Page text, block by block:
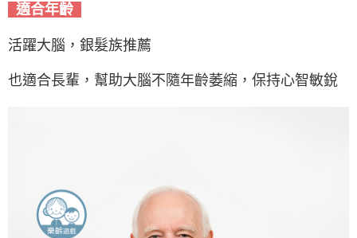
適合年齡
活躍大腦，銀髮族推薦
也適合長輩，幫助大腦不隨年齡萎縮，保持心智敏銳